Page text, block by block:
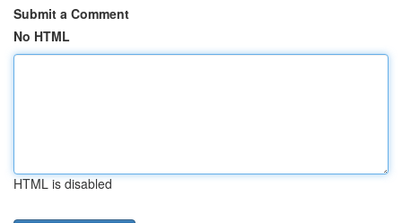
Submit a Comment
No HTML
HTML is disabled